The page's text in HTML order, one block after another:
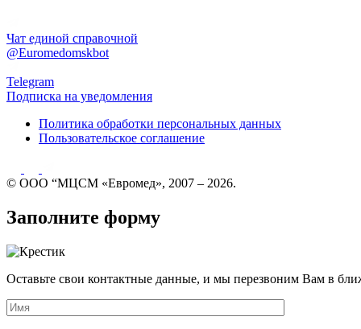
Чат единой справочной
@Euromedomskbot
Telegram
Подписка на уведомления
Политика обработки персональных данных
Пользовательское соглашение
© ООО “МЦСМ «Евромед», 2007 – 2026.
Заполните форму
Оставьте свои контактные данные, и мы перезвоним Вам в